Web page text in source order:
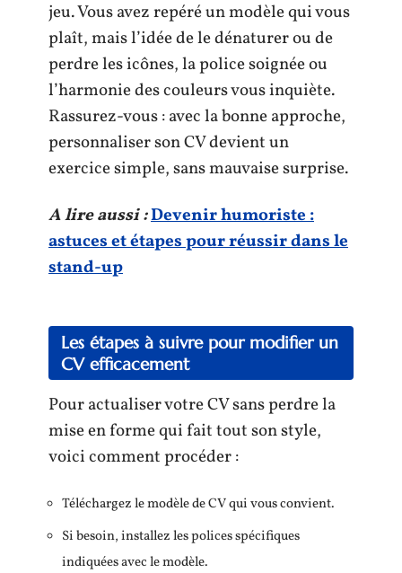
jeu. Vous avez repéré un modèle qui vous
plaît, mais l’idée de le dénaturer ou de
perdre les icônes, la police soignée ou
l’harmonie des couleurs vous inquiète.
Rassurez-vous : avec la bonne approche,
personnaliser son CV devient un
exercice simple, sans mauvaise surprise.
A lire aussi :Devenir humoriste :
astuces et étapes pour réussir dans le
stand-up
Les étapes à suivre pour modifier un
CV efficacement
Pour actualiser votre CV sans perdre la
mise en forme qui fait tout son style,
voici comment procéder :
Téléchargez le modèle de CV qui vous convient.
Si besoin, installez les polices spécifiques
indiquées avec le modèle.